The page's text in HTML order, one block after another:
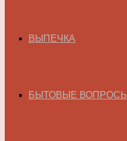
ВЫПЕЧКА
БЫТОВЫЕ ВОПРОСЫ